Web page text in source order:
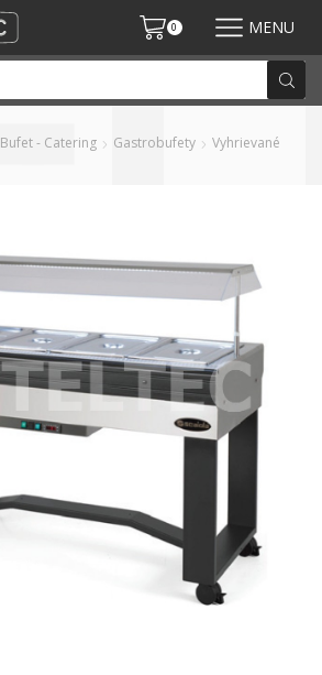
0 MENU
Bufet - Catering Gastrobufety Vyhrievané